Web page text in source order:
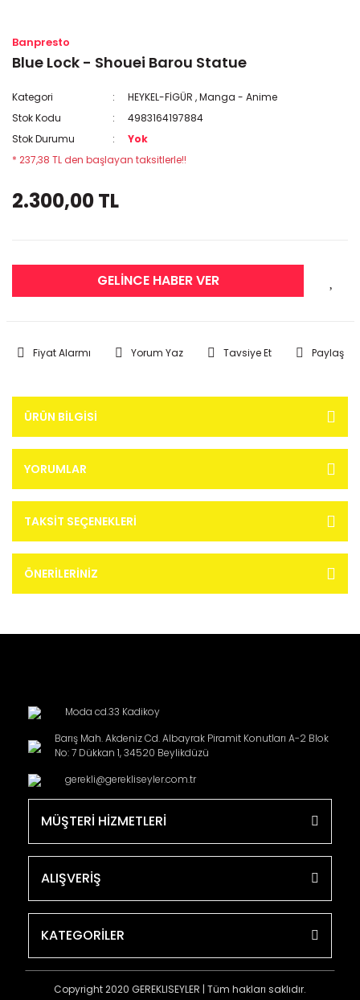
Banpresto
Blue Lock - Shouei Barou Statue
Kategori HEYKEL-FİGÜR ,Manga - Anime
Stok Kodu
4983164197884
Stok Durumu
Yok
* 237,38 TL den başlayan taksitlerle!!
2.300,00 TL
GELİNCE HABER VER
Fiyat Alarmı Yorum Yaz Tavsiye Et Paylaş
ÜRÜN BILGISI
YORUMLAR
TAKSIT SEÇENEKLERI
ÖNERILERINIZ
Moda cd.33 Kadikoy
Barış Mah. Akdeniz Cd. Albayrak Piramit Konutları A-2 Blok
No: 7 Dükkan 1, 34520 Beylikdüzü
gerekli@gerekliseyler.com.tr
MÜŞTERİ HİZMETLERİ
ALIŞVERİŞ
KATEGORİLER
Copyright 2020 GEREKLISEYLER | Tüm hakları saklıdır.